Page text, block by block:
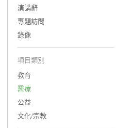
演講辭
專題訪問
錄像
項目類別
教育
醫療
公益
文化/宗教